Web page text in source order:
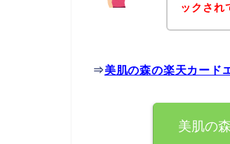
ックされ
⇒美肌の森の楽天カード
美肌の